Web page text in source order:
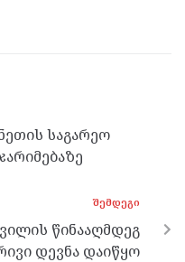
საგარეო
ᲨᲔᲛᲓᲔᲒᲘ
წინააღმდეგ
დევნა დაიწყო